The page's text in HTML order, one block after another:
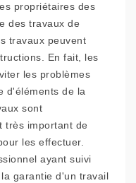
propriétaires des
des travaux de
travaux peuvent
En fait, les
les problèmes
d'éléments de la
sont
très important de
les effectuer.
ayant suivi
garantie d'un travail